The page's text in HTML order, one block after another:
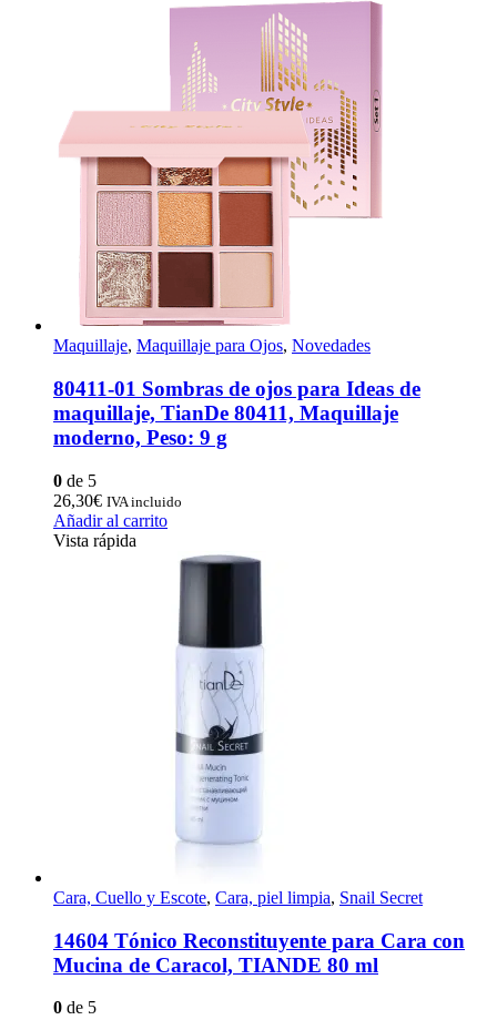
Maquillaje, Maquillaje para Ojos, Novedades
80411-01 Sombras de ojos para Ideas de
maquillaje, TianDe 80411, Maquillaje
moderno, Peso: 9 g
0 de 5
26,30€ IVA incluido
Añadir al carrito
Vista rápida
Cara, Cuello y Escote, Cara, piel limpia, Snail Secret
14604 Tónico Reconstituyente para Cara con
Mucina de Caracol, TIANDE 80 ml
0 de 5